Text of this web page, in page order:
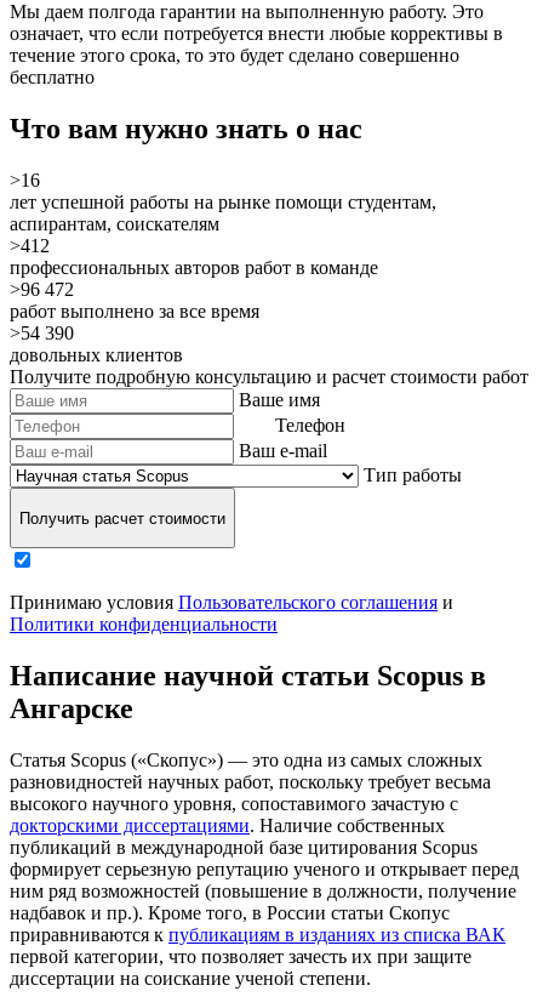
Мы даем полгода гарантии на выполненную работу. Это
означает, что если потребуется внести любые коррективы в
течение этого срока, то это будет сделано совершенно
бесплатно
Что вам нужно знать о нас
>16
лет успешной работы на рынке помощи студентам,
аспирантам, соискателям
>412
профессиональных авторов работ в команде
>96 472
работ выполнено за все время
>54 390
довольных клиентов
Получите подробную консультацию и расчет стоимости работ
Ваше имя
Телефон
Ваш e-mail
Тип работы
Получить расчет стоимости
Принимаю условия Пользовательского соглашения и
Политики конфиденциальности
Написание научной статьи Scopus в
Ангарске
Статья Scopus («Скопус») — это одна из самых сложных
разновидностей научных работ, поскольку требует весьма
высокого научного уровня, сопоставимого зачастую с
докторскими диссертациями. Наличие собственных
публикаций в международной базе цитирования Scopus
формирует серьезную репутацию ученого и открывает перед
ним ряд возможностей (повышение в должности, получение
надбавок и пр.). Кроме того, в России статьи Скопус
приравниваются к публикациям в изданиях из списка ВАК
первой категории, что позволяет зачесть их при защите
диссертации на соискание ученой степени.